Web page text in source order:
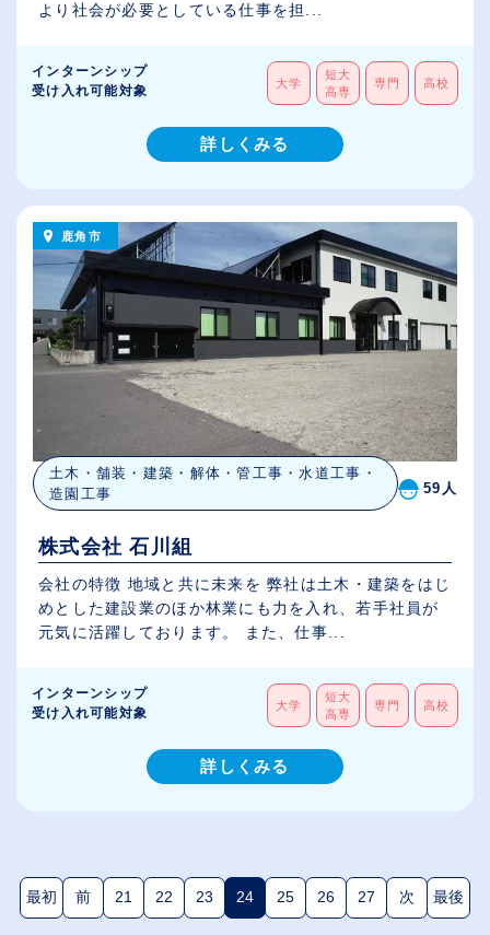
より社会が必要としている仕事を担...
インターンシップ
受け入れ可能対象
大学
短大
高専
専門 高校
詳しくみる
鹿角市
土木・舗装・建築・解体・管工事・水道工事・
造園工事
59人
株式会社 石川組
会社の特徴 地域と共に未来を 弊社は土木・建築をはじ
めとした建設業のほか林業にも力を入れ、若手社員が
元気に活躍しております。 また、仕事...
インターンシップ
受け入れ可能対象
大学
短大
高専
専門 高校
詳しくみる
最初 前 21 22 23 24(現在のページ)
25 26 27 次 最後